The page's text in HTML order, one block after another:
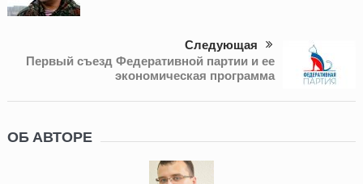
Следующая
Первый съезд Федеративной партии и ее
экономическая программа
ОБ АВТОРЕ